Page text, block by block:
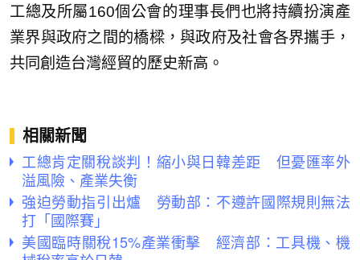
工總及所屬160個公會的理事長們也將持續扮演產
業界與政府之間的橋樑，與政府及社會各界攜手，
共同創造台灣經貿的歷史新高。
相關新聞
工總肯定關稅談判！縮小與日韓差距 但憂匯率外
溢風險、產業失衡
強迫勞動指引出爐 勞動部：不遵許國際規則無法
打「國際賽」
美國臨時關稅15%產業衝擊 經濟部：工具機、機